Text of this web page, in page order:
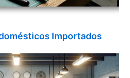
Importados